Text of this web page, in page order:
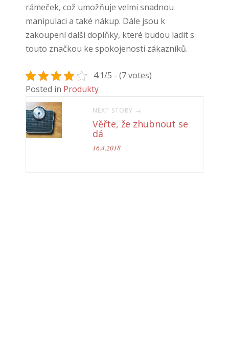
rámeček, což umožňuje velmi snadnou
manipulaci a také nákup. Dále jsou k
zakoupení další doplňky, které budou ladit s
touto značkou ke spokojenosti zákazníků.
4.1/5 - (7 votes)
Posted in Produkty
NEXT STORY →
Věřte, že zhubnout se
dá
16.4.2018